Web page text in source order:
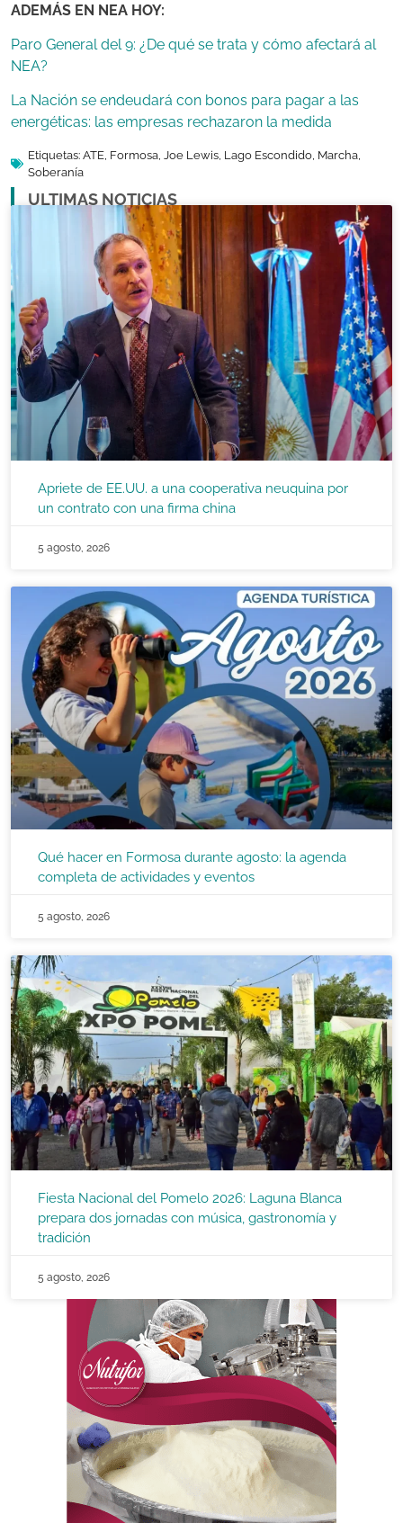
ADEMÁS EN NEA HOY:
Paro General del 9: ¿De qué se trata y cómo afectará al
NEA?
La Nación se endeudará con bonos para pagar a las
energéticas: las empresas rechazaron la medida
Etiquetas: ATE Formosa Joe Lewis Lago Escondido Marcha
Soberanía
ULTIMAS NOTICIAS
Apriete de EE.UU. a una cooperativa neuquina por
un contrato con una firma china
5 agosto, 2026
Qué hacer en Formosa durante agosto: la agenda
completa de actividades y eventos
5 agosto, 2026
Fiesta Nacional del Pomelo 2026: Laguna Blanca
prepara dos jornadas con música, gastronomía y
tradición
5 agosto, 2026